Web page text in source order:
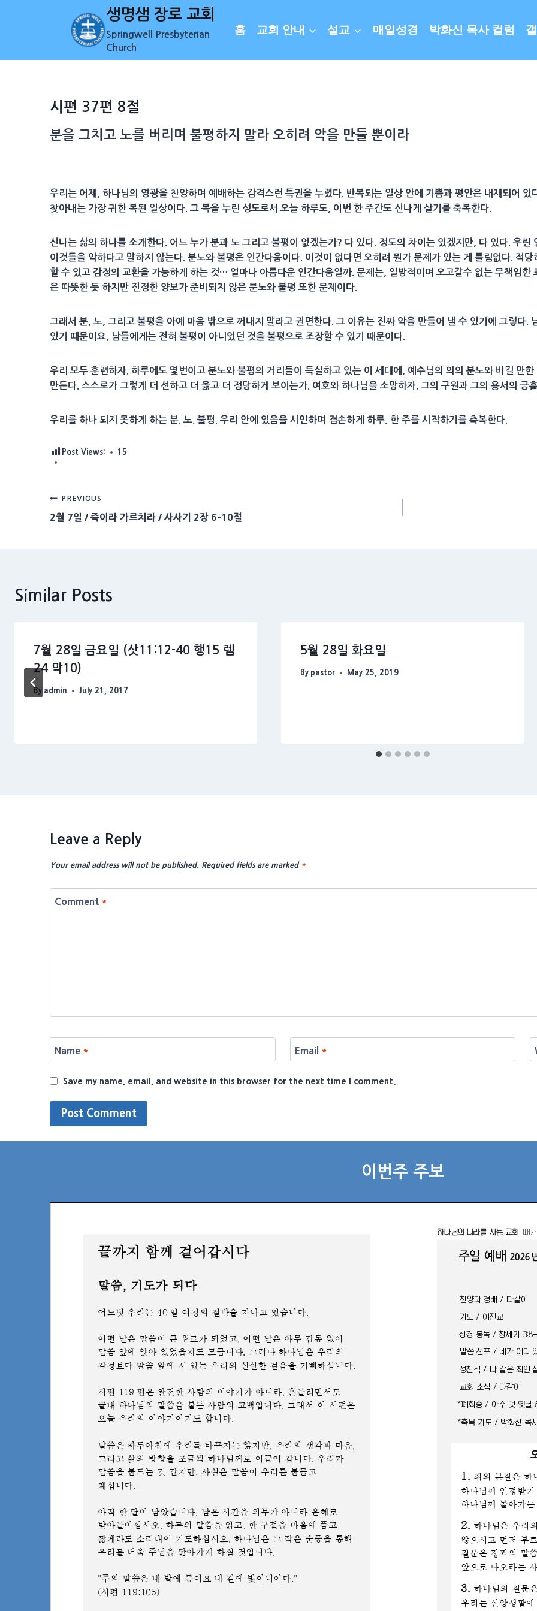
생명샘 장로 교회
Springwell Presbyterian
Church
홈 교회 안내 설교 매일성경 박화신 목사 컬럼
시편 37편 8절
분을 그치고 노를 버리며불평하지 말라 오히려 악을 만들 뿐이라
우리는 어제, 하나님의 영광을 찬양하며 예배하는 감격스런 특권을 누렸다. 반복되는 일상 안에 기쁨과 평안은 내재되어
찾아내는 가장 귀한 복된 일상이다. 그 복을 누린 성도로서 오늘 하루도, 이번 한 주간도 신나게 살기를 축복한다.
신나는 삶의 하나를 소개한다. 어느 누가 분과 노 그리고 불평이 없겠는가? 다 있다. 정도의 차이는 있겠지만, 다 있다. 우린
이것들을 악하다고 말하지 않는다. 분노와 불평은 인간다움이다. 이것이 없다면 오히려 뭔가 문제가 있는 게 틀림없다. 적
할 수 있고 감정의 교환을 가능하게 하는 것… 얼마나 아름다운 인간다움일까. 문제는, 일방적이며 오고갈수 없는 무책임한
은 따뜻한 듯 하지만 진정한 양보가 준비되지 않은 분노와 불평 또한 문제이다.
그래서 분, 노, 그리고 불평을 아예 마음 밖으로 꺼내지 말라고 권면한다. 그 이유는 진짜 악을 만들어 낼 수 있기에 그렇다.
있기 때문이요, 남들에게는 전혀 불평이 아니었던 것을 불평으로 조장할 수 있기 때문이다.
우리 모두 훈련하자. 하루에도 몇번이고 분노와 불평의 거리들이 득실하고 있는 이 세대에, 예수님의 의의 분노와 비길 만
만든다. 스스로가 그렇게 더 선하고 더 옳고 더 정당하게 보이는가. 여호와 하나님을 소망하자. 그의 구원과 그의 용서의 긍
우리를 하나 되지 못하게 하는 분. 노. 불평. 우리 안에 있음을 시인하며 겸손하게 하루, 한 주를 시작하기를 축복한다.
Post Views: 15
Post
navigation
PREVIOUS
2월 7일 / 죽이라 가르치라 / 사사기 2장 6-10절
Similar Posts
7월 28일 금요일 (삿11:12-40 행15 렘
24 막10)
By admin July 21, 2017
5월 28일 화요일
By pastor May 25, 2019
Leave a Reply
Your email address will not be published. Required fields are marked *
Comment *
Name * Email *
Save my name, email, and website in this browser for the next time I comment.
이번주 주보